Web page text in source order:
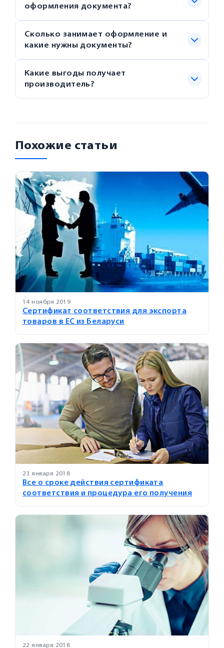
оформления документа?
Сколько занимает оформление и
какие нужны документы?
Какие выгоды получает
производитель?
Похожие статьи
14 ноября 2019
Сертификат соответствия для экспорта
товаров в ЕС из Беларуси
23 января 2018
Все о сроке действия сертификата
соответствия и процедура его получения
22 января 2018